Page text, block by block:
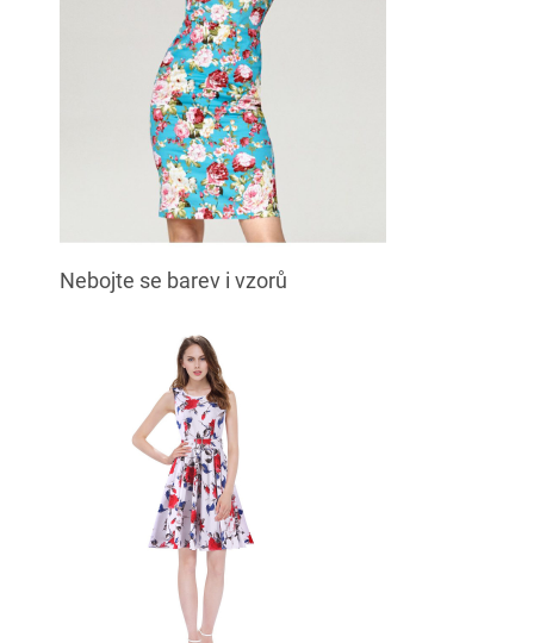
Nebojte se barev i vzorů